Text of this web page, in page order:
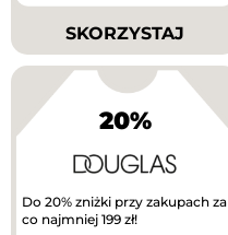
SKORZYSTAJ
20%
Do 20% zniżki przy zakupach za
co najmniej 199 zł!